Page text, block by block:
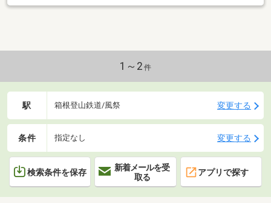
望 →〈見学予約する〉お電話でのお問い合わせも大歓迎です！
安なことは、ぜひ当社までご相談ください！◆小田原店：小田原
市成田170-1、平塚店：平塚市四之宮2-9-25
1～2 件
駅 箱根登山鉄道/風祭 変更する
条件 指定なし 変更する
検索条件を保存
新着メールを受
取る
アプリで探す